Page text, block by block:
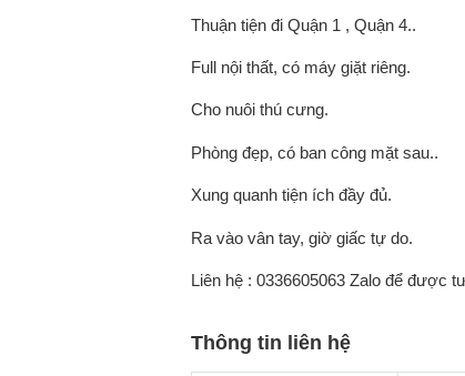
Thuận tiện đi Quận 1 , Quận 4..
Full nội thất, có máy giặt riêng.
Cho nuôi thú cưng.
Phòng đẹp, có ban công mặt sau..
Xung quanh tiện ích đầy đủ.
Ra vào vân tay, giờ giấc tự do.
Liên hệ : 0336605063 Zalo để được
Thông tin liên hệ